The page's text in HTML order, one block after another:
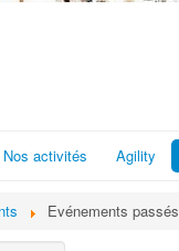
Nos activités Agility
Evénements passés